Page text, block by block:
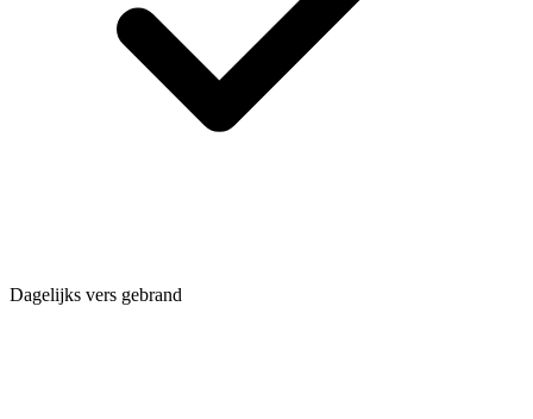
Dagelijks vers gebrand